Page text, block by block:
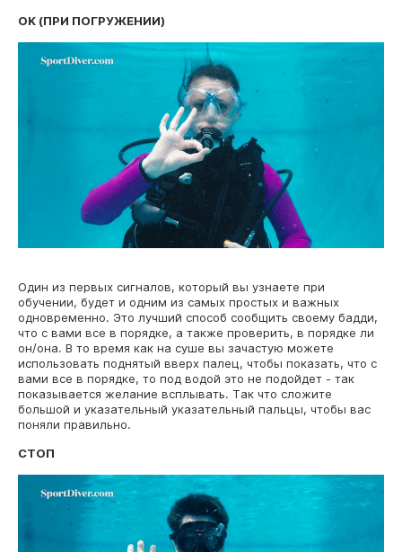
OK (ПРИ ПОГРУЖЕНИИ)
Один из первых сигналов, который вы узнаете при
обучении, будет и одним из самых простых и важных
одновременно. Это лучший способ сообщить своему бадди,
что с вами все в порядке, а также проверить, в порядке ли
он/она. В то время как на суше вы зачастую можете
использовать поднятый вверх палец, чтобы показать, что с
вами все в порядке, то под водой это не подойдет - так
показывается желание всплывать. Так что сложите
большой и указательный указательный пальцы, чтобы вас
поняли правильно.
СТОП